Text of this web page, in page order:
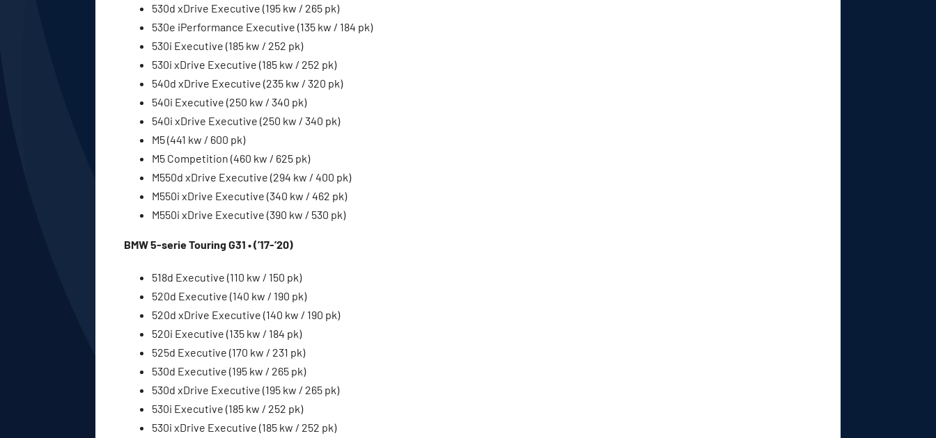
530d xDrive Executive (195 kw / 265 pk)
530e iPerformance Executive (135 kw / 184 pk)
530i Executive (185 kw / 252 pk)
530i xDrive Executive (185 kw / 252 pk)
540d xDrive Executive (235 kw / 320 pk)
540i Executive (250 kw / 340 pk)
540i xDrive Executive (250 kw / 340 pk)
M5 (441 kw / 600 pk)
M5 Competition (460 kw / 625 pk)
M550d xDrive Executive (294 kw / 400 pk)
M550i xDrive Executive (340 kw / 462 pk)
M550i xDrive Executive (390 kw / 530 pk)
BMW 5-serie Touring G31 • (’17-’20)
518d Executive (110 kw / 150 pk)
520d Executive (140 kw / 190 pk)
520d xDrive Executive (140 kw / 190 pk)
520i Executive (135 kw / 184 pk)
525d Executive (170 kw / 231 pk)
530d Executive (195 kw / 265 pk)
530d xDrive Executive (195 kw / 265 pk)
530i Executive (185 kw / 252 pk)
530i xDrive Executive (185 kw / 252 pk)